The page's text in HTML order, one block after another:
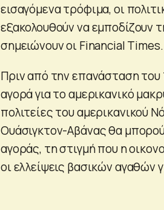
εισαγόμενα τρόφιμα, οι
εξακολουθούν να εμποδίζουν
σημειώνουν οι Financial Times.
Πριν από την επανάσταση του
αγορά για το αμερικανικό
πολιτείες του αμερικανικού
Ουάσιγκτον-Αβάνας θα
αγοράς, τη στιγμή που η
οι ελλείψεις βασικών αγαθών